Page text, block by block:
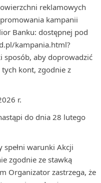
reklamowych
kampanii
Banku: dostępnej pod
kampania.html?
aby doprowadzić
tych kont, zgodnie z
r.
do dnia 28 lutego
spełni warunki Akcji
zgodnie ze stawką
Organizator zastrzega, że